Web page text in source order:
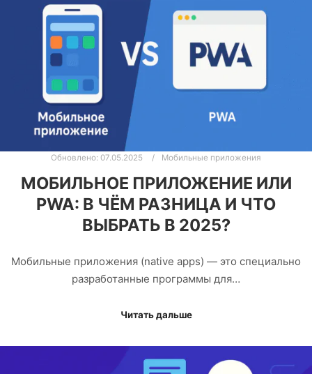
Обновлено: 07.05.2025 Мобильные приложения
МОБИЛЬНОЕ ПРИЛОЖЕНИЕ ИЛИ
PWA: В ЧЁМ РАЗНИЦА И ЧТО
ВЫБРАТЬ В 2025?
Мобильные приложения (native apps) — это специально
разработанные программы для…
Читать дальше